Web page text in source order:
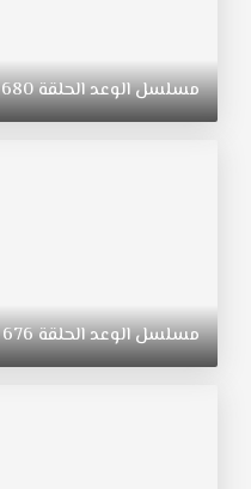
متواضعة
وشابة
وجميلة
بعد
وفاة
مسلسلالوعدالحلقة680
مسلسلالوعدالحلقة676